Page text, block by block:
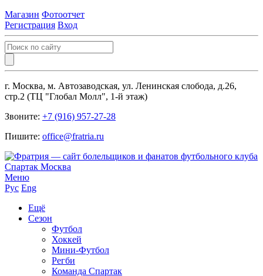
Магазин Фотоотчет
Регистрация Вход
г. Москва, м. Автозаводская, ул. Ленинская слобода, д.26,
стр.2 (ТЦ "Глобал Молл", 1-й этаж)
Звоните: +7 (916) 957-27-28
Пишите: office@fratria.ru
Меню
Рус Eng
Ещё
Сезон
Футбол
Хоккей
Мини-Футбол
Регби
Команда Спартак